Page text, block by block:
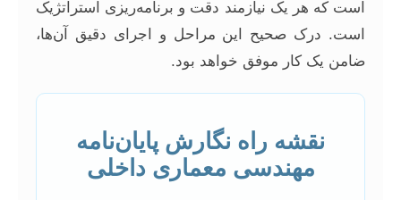
است که هر یک نیازمند دقت و برنامه‌ریزی استراتژیک
است. درک صحیح این مراحل و اجرای دقیق آن‌ها،
ضامن یک کار موفق خواهد بود.
نقشه راه نگارش پایان‌نامه
مهندسی معماری داخلی